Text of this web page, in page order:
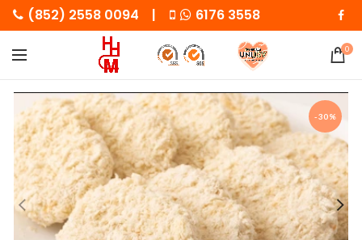
(852) 2558 0094 | 6176 3558
0
-30%